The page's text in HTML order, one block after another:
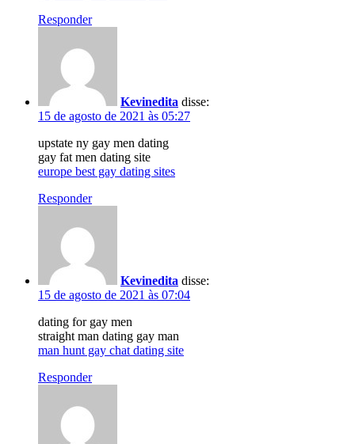
Responder
Kevinedita disse:
15 de agosto de 2021 às 05:27
upstate ny gay men dating
gay fat men dating site
europe best gay dating sites
Responder
Kevinedita disse:
15 de agosto de 2021 às 07:04
dating for gay men
straight man dating gay man
man hunt gay chat dating site
Responder